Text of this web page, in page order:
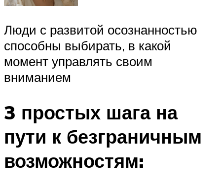
Люди с развитой осознанностью
способны выбирать, в какой
момент управлять своим
вниманием
3 простых шага на
пути к безграничным
возможностям: